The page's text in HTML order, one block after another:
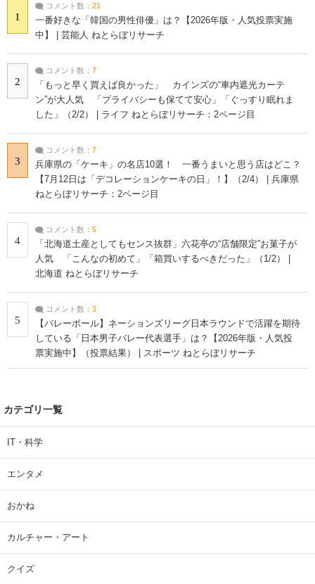
1
コメント数： 21
一番好きな「韓国の男性俳優」は？【2026年版・人気投票実施
中】 | 芸能人 ねとらぼリサーチ
2
コメント数： 7
「もっと早く買えば良かった」 カインズの“車内遮光カーテ
ン”が大人気 「プライバシーも保てて安心」「ぐっすり眠れま
した」（2/2） | ライフ ねとらぼリサーチ：2ページ目
3
コメント数： 7
兵庫県の「ケーキ」の名店10選！ 一番うまいと思う店はどこ？
【7月12日は「デコレーションケーキの日」！】（2/4） | 兵庫県
ねとらぼリサーチ：2ページ目
4
コメント数： 5
「北海道土産としてもセンス抜群」六花亭の“店舗限定”お菓子が
人気 「こんなの初めて」「箱買いするべきだった」（1/2） |
北海道 ねとらぼリサーチ
5
コメント数： 3
【バレーボール】ネーションズリーグ日本ラウンドで活躍を期待
している「日本男子バレー代表選手」は？【2026年版・人気投
票実施中】（投票結果） | スポーツ ねとらぼリサーチ
カテゴリ一覧
IT・科学
エンタメ
おかね
カルチャー・アート
クイズ